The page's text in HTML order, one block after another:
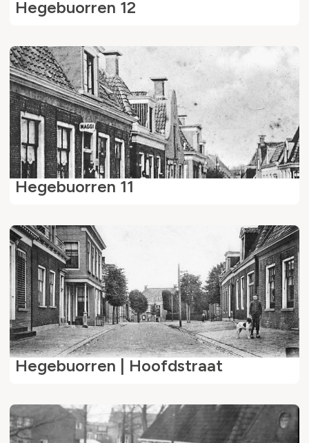
Hegebuorren 12
Hegebuorren 11
Hegebuorren | Hoofdstraat